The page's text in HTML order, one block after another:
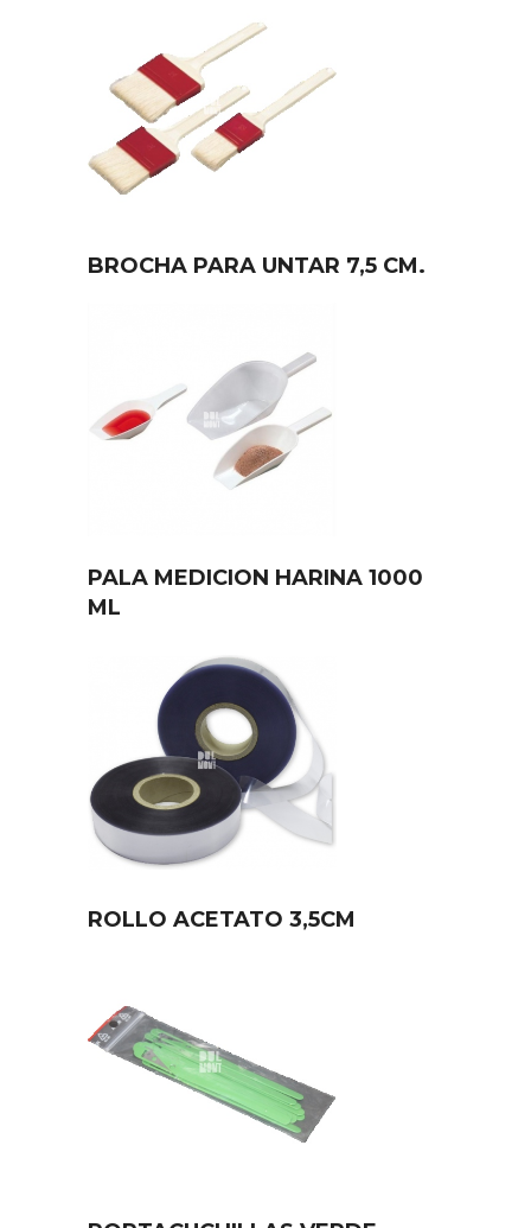
BROCHA PARA UNTAR 7,5 CM.
PALA MEDICION HARINA 1000
ML
ROLLO ACETATO 3,5CM